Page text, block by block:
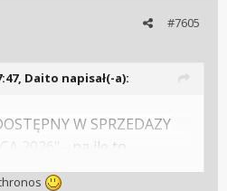
#7605
Daito napisał(-a):
W SPRZEDAZY
2026" - na ile to